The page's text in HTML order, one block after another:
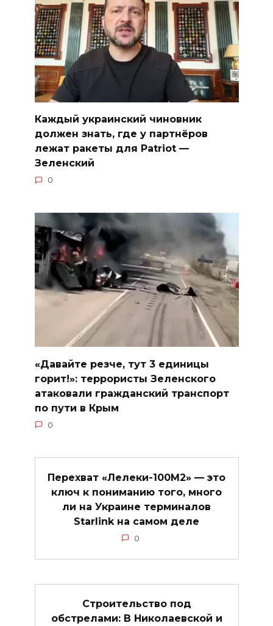
Каждый украинский чиновник
должен знать, где у партнёров
лежат ракеты для Patriot —
Зеленский
0
«Давайте резче, тут 3 единицы
горит!»: террористы Зеленского
атаковали гражданский транспорт
по пути в Крым
0
Перехват «Лелеки-100М2» — это
ключ к пониманию того, много
ли на Украине терминалов
Starlink на самом деле
0
Строительство под
обстрелами: В Николаевской и